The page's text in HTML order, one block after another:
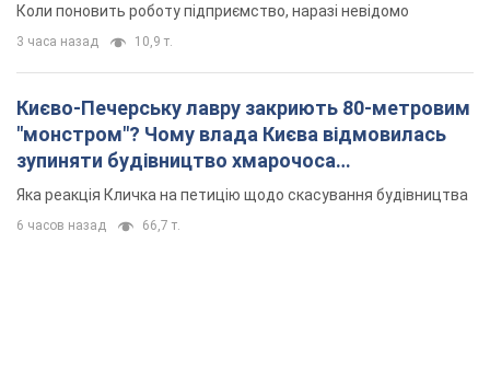
Коли поновить роботу підприємство, наразі невідомо
3 часа назад 10,9 т.
Києво-Печерську лавру закриють 80-метровим
"монстром"? Чому влада Києва відмовилась
зупиняти будівництво хмарочоса
"московського вірянина"
Яка реакція Кличка на петицію щодо скасування будівництва
6 часов назад 66,7 т.